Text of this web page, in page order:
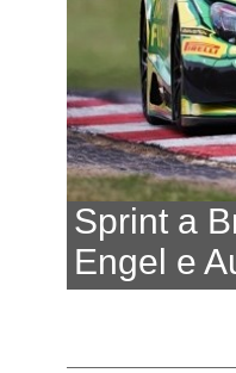
Sprint a
Engel e